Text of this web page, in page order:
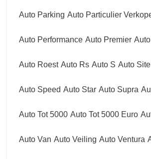
Auto Parking Auto Particulier
Auto Performance Auto Premier
Auto Roest Auto Rs Auto S Auto Site
Auto Speed Auto Star Auto Supra
Auto Tot 5000 Auto Tot 5000 Euro
Auto Van Auto Veiling Auto Ventura